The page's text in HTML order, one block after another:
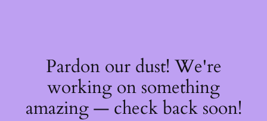
Pardon our dust! We're
working on something
amazing — check back soon!